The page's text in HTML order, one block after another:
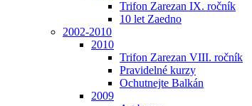
Trifon Zarezan IX. ročník
10 let Zaedno
2002-2010
2010
Trifon Zarezan VIII. ročník
Pravidelné kurzy
Ochutnejte Balkán
2009